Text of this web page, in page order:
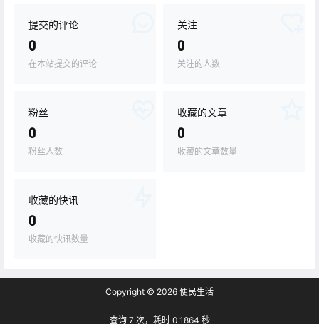
提交的评论
0
在本站提交的评论
关注
0
关注的人数
粉丝
0
粉丝人数
收藏的文章
0
收藏的文章数量
收藏的快讯
0
收藏的快讯数量
Copyright © 2026 便民生活
查询 7 次，耗时 0.1864 秒